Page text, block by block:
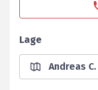
Lage
Andreas